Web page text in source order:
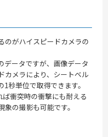
のがハイスピードカメラの
データですが、画像データ
カメラにより、シートベル
秒単位で取得できます。
衝突時の衝撃にも耐える
の撮影も可能です。